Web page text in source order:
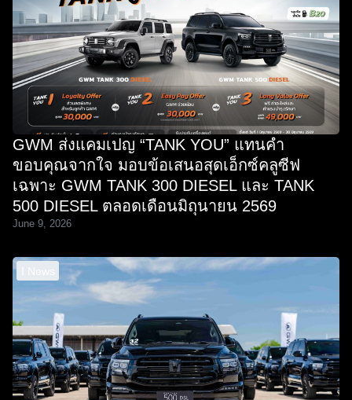
GWM ส่งแคมเปญ “TANK YOU” แทนคำ
ขอบคุณจากใจ มอบข้อเสนอสุดเอ็กซ์คลูซีฟ
เฉพาะ GWM TANK 300 DIESEL และ TANK
500 DIESEL ตลอดเดือนมิถุนายน 2569
June 9, 2026
I News